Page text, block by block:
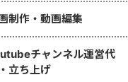
制作・動画編集
チャンネル運営代
立ち上げ